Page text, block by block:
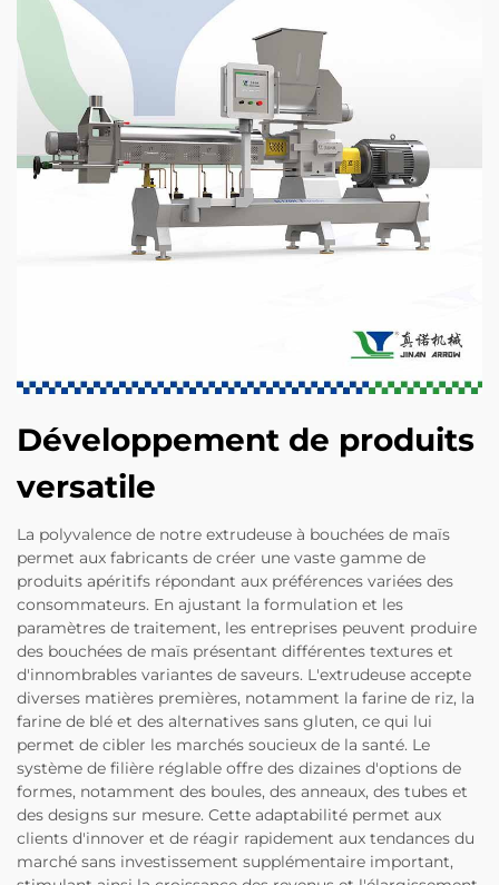
Développement de produits
versatile
La polyvalence de notre extrudeuse à bouchées de maïs
permet aux fabricants de créer une vaste gamme de
produits apéritifs répondant aux préférences variées des
consommateurs. En ajustant la formulation et les
paramètres de traitement, les entreprises peuvent produire
des bouchées de maïs présentant différentes textures et
d'innombrables variantes de saveurs. L'extrudeuse accepte
diverses matières premières, notamment la farine de riz, la
farine de blé et des alternatives sans gluten, ce qui lui
permet de cibler les marchés soucieux de la santé. Le
système de filière réglable offre des dizaines d'options de
formes, notamment des boules, des anneaux, des tubes et
des designs sur mesure. Cette adaptabilité permet aux
clients d'innover et de réagir rapidement aux tendances du
marché sans investissement supplémentaire important,